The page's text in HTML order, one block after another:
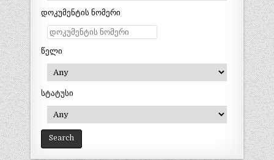
დოკუმენტის ნომერი
წელი
სტატუსი